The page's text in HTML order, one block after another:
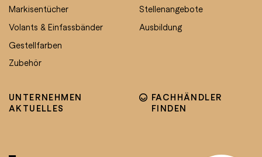
UNTERNEHMEN
AKTUELLES
Markisentücher
Volants & Einfassbänder
Gestellfarben
Zubehör
Stellenangebote
Ausbildung
FACHHÄNDLER
FINDEN